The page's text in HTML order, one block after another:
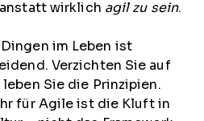
wirklich agil zu sein.
im Leben ist
Verzichten Sie auf
Sie die Prinzipien.
für Agile ist die Kluft in